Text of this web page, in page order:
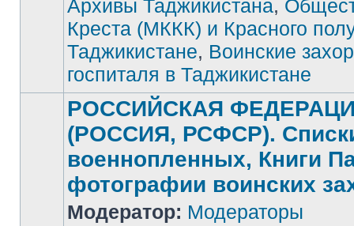
Архивы Таджикистана,
Креста (МККК) и Красного
Таджикистане, Воинские
госпиталя в Таджикистане
РОССИЙСКАЯ
(РОССИЯ, РСФСР).
военнопленных, Книги
фотографии воинских
Модератор: Модераторы